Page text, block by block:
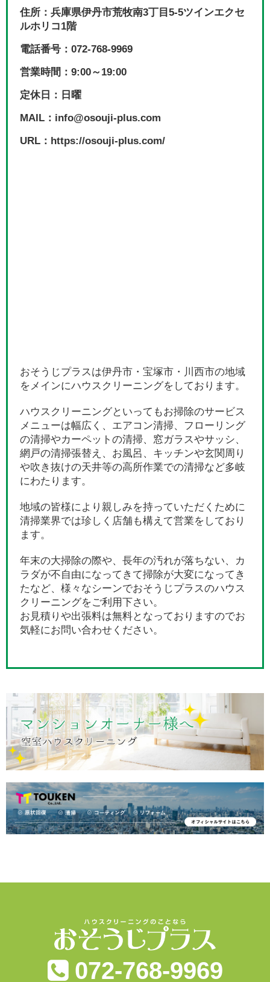
住所：兵庫県伊丹市荒牧南3丁目5-5ツインエクセ
ルホリコ1階
電話番号：072-768-9969
営業時間：9:00～19:00
定休日：日曜
MAIL：info@osouji-plus.com
URL：https://osouji-plus.com/
おそうじプラスは伊丹市・宝塚市・川西市の地域
をメインにハウスクリーニングをしております。
ハウスクリーニングといってもお掃除のサービス
メニューは幅広く、エアコン清掃、フローリング
の清掃やカーペットの清掃、窓ガラスやサッシ、
網戸の清掃張替え、お風呂、キッチンや玄関周り
や吹き抜けの天井等の高所作業での清掃など多岐
にわたります。
地域の皆様により親しみを持っていただくために
清掃業界では珍しく店舗も構えて営業をしており
ます。
年末の大掃除の際や、長年の汚れが落ちない、カ
ラダが不自由になってきて掃除が大変になってき
たなど、様々なシーンでおそうじプラスのハウス
クリーニングをご利用下さい。
お見積りや出張料は無料となっておりますのでお
気軽にお問い合わせください。
072-768-9969